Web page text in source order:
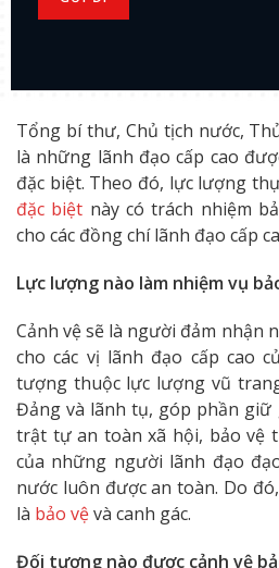
Tổng bí thư, Chủ tịch nước,
là những lãnh đạo cấp cao
đặc biệt. Theo đó, lực lượng
đặc biệt này có trách nhiệm
cho các đồng chí lãnh đạo cấp
Lực lượng nào làm nhiệm vụ
Cảnh vệ sẽ là người đảm nhận
cho các vị lãnh đạo cấp cao
tượng thuộc lực lượng vũ
Đảng và lãnh tụ, góp phần
trật tự an toàn xã hội, bảo vệ
của những người lãnh đạo
nước luôn được an toàn. Do
là bảo vệvà canh gác.
Đối tượng nào được cảnh vệ